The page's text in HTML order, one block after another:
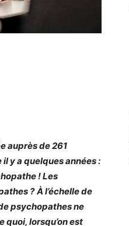
auprès de 261
y a quelques années :
!Les
? À l’échelle de
psychopathes ne
quoi, lorsqu’on est